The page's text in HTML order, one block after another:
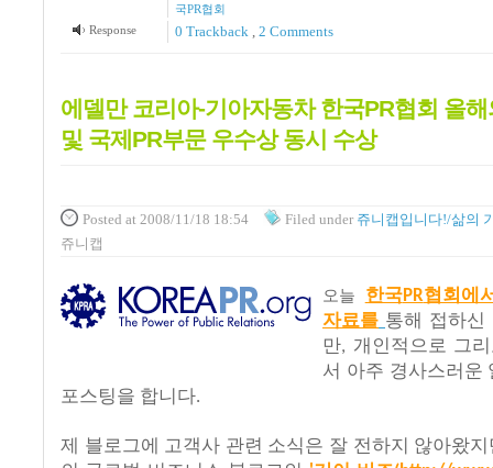
국PR협회
Response
0 Trackback , 2 Comments
에델만 코리아-기아자동차 한국PR협회 올
및 국제PR부문 우수상 동시 수상
Posted at 2008/11/18 18:54 Filed under 쥬니캡입니다!/삶의
쥬니캡
오늘 한국PR협회에
자료를 통해 접하신
만, 개인적으로 그
서 아주 경사스러운
포스팅을 합니다.
제 블로그에 고객사 관련 소식은 잘 전하지 않아왔지